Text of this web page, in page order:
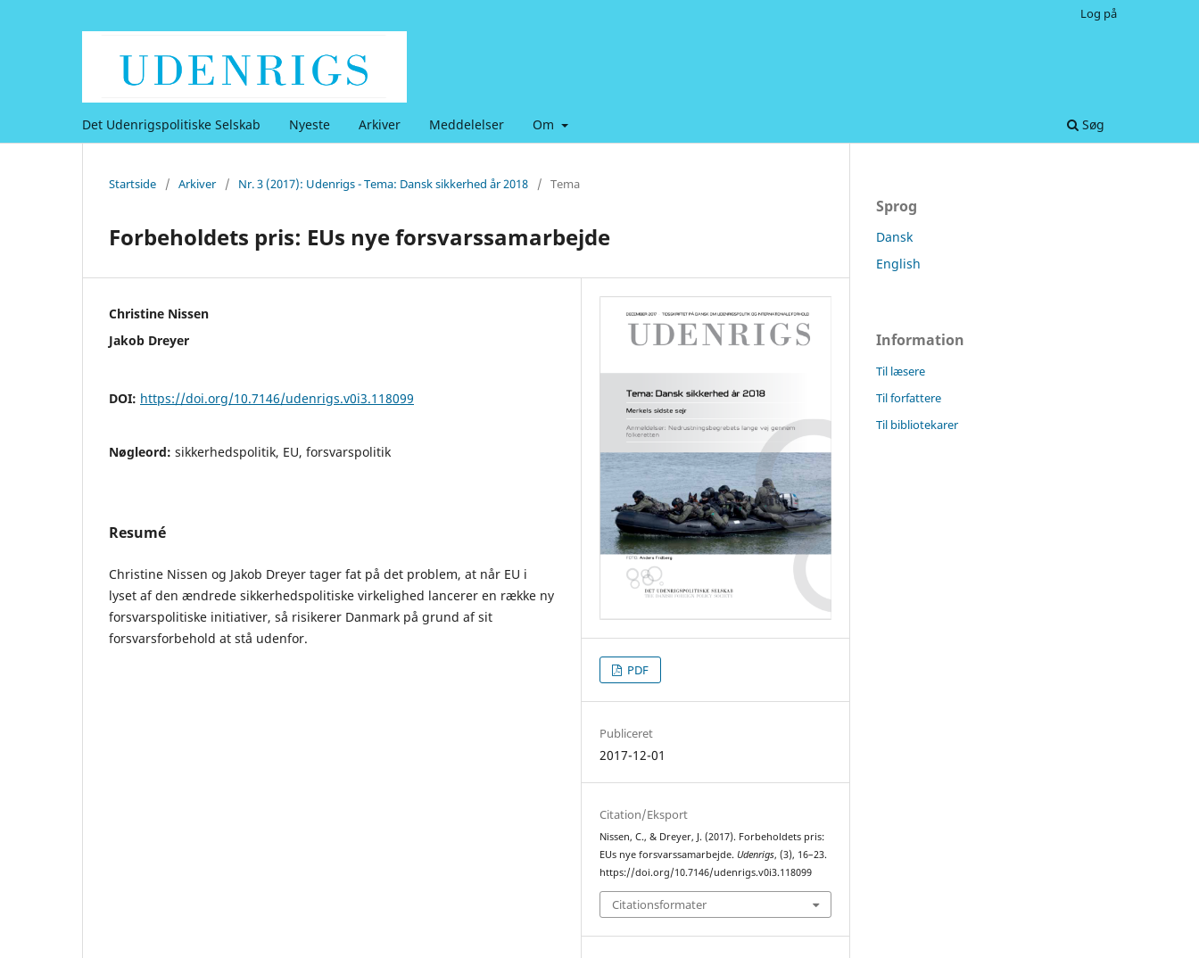
Det Udenrigspolitiske Selskab Nyeste Arkiver Meddelelser Om Søg
Log på
Startside / Arkiver / Nr. 3 (2017): Udenrigs - Tema: Dansk sikkerhed år 2018 / Tema
Forbeholdets pris: EUs nye forsvarssamarbejde
Christine Nissen
Jakob Dreyer
DOI: https://doi.org/10.7146/udenrigs.v0i3.118099
Nøgleord: sikkerhedspolitik, EU, forsvarspolitik
Resumé
Christine Nissen og Jakob Dreyer tager fat på det problem, at når EU i
lyset af den ændrede sikkerhedspolitiske virkelighed lancerer en række ny
forsvarspolitiske initiativer, så risikerer Danmark på grund af sit
forsvarsforbehold at stå udenfor.
PDF
Publiceret
2017-12-01
Citation/Eksport
Nissen, C., & Dreyer, J. (2017). Forbeholdets pris:
EUs nye forsvarssamarbejde. Udenrigs, (3), 16–23.
https://doi.org/10.7146/udenrigs.v0i3.118099
Citationsformater
Sprog
Dansk
English
Information
Til læsere
Til forfattere
Til bibliotekarer